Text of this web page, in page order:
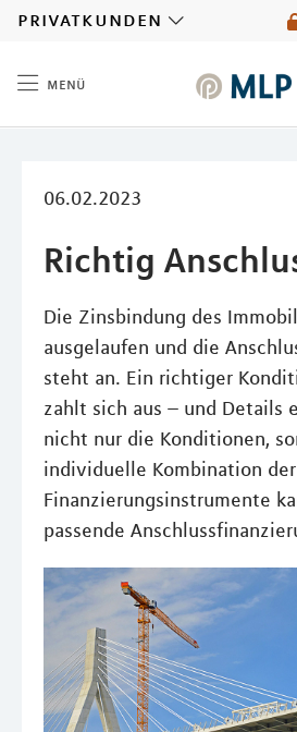
privatkunden
menü
06.02.2023
Richtig
Die Zinsbindung des
ausgelaufen und die
steht an. Ein richtiger
zahlt sich aus – und Details
nicht nur die Konditionen,
individuelle Kombination der
Finanzierungsinstrumente
passende